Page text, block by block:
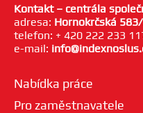
Kontakt – centrála
adresa: Hornokrčská
telefon: + 420 222 233
e-mail:
Nabídka práce
Pro zaměstnavatele